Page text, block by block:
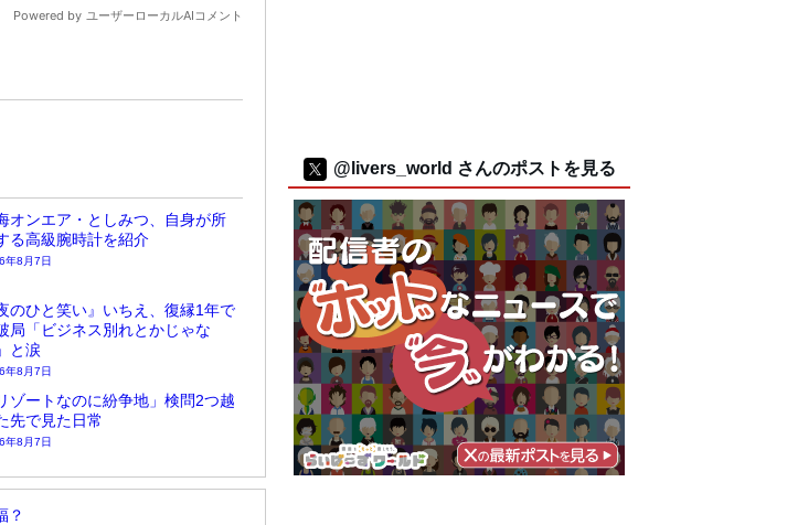
オンエア・としみつ、自身が所
る高級腕時計を紹介
年8月7日
のひと笑い』いちえ、復縁1年で
局「ビジネス別れとかじゃな
と涙
年8月7日
ゾートなのに紛争地」検問2つ越
先で見た日常
年8月7日
？
@livers_world さんのポストを見る